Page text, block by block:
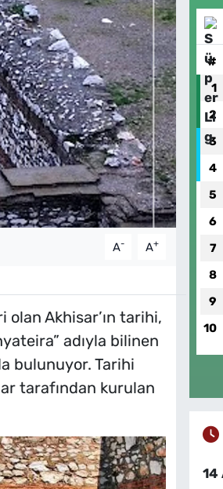
A- A+
olan Akhisar’ın tarihi,
adıyla bilinen
bulunuyor. Tarihi
tarafından kurulan
#
1
2
3
4
5
6
7
8
9
10
14